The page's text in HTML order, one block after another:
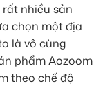
nhiều sản
chọn một địa
là vô cùng
phẩm Aozoom
theo chế độ